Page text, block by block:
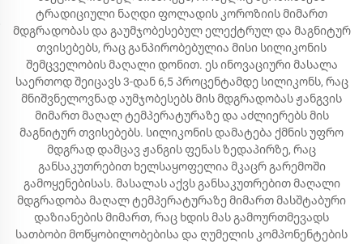
ტრადიციული ნაღდი ფოლადის კოროზიის მიმართ
მდგრადობას და გაუმჯობესებულ ელექტრულ და მაგნიტურ
თვისებებს, რაც განპირობებულია მისი სილიკონის
შემცველობის მაღალი დონით. ეს ინოვაციური მასალა
საერთოდ შეიცავს 3-დან 6,5 პროცენტამდე სილიკონს, რაც
მნიშვნელოვნად აუმჯობესებს მის მდგრადობას ჟანგვის
მიმართ მაღალ ტემპერატურაზე და აძლიერებს მის
მაგნიტურ თვისებებს. სილიკონის დამატება ქმნის უფრო
მდგრად დამცავ ჟანგის ფენას ზედაპირზე, რაც
განსაკუთრებით ხელსაყოფელია მკაცრ გარემოში
გამოყენებისას. მასალას აქვს განსაკუთრებით მაღალი
მდგრადობა მაღალ ტემპერატურაზე მიმართ მასშტაბური
დაზიანების მიმართ, რაც ხდის მას გამოურთმევადს
სათბობი მოწყობილობებისა და ღუმელის კომპონენტების